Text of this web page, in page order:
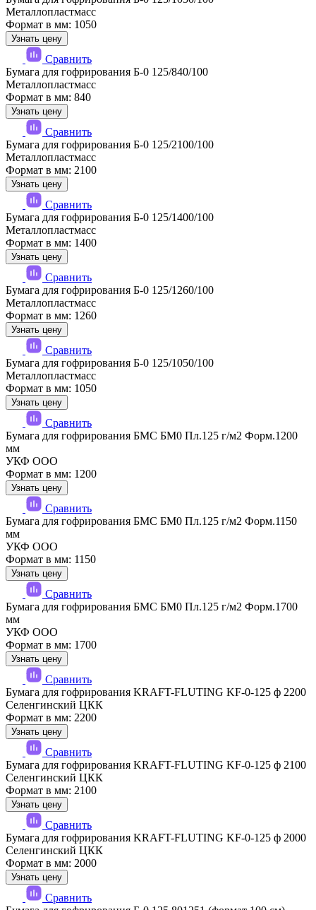
Металлопластмасс
Формат в мм: 1050
Узнать цену
Сравнить
Бумага для гофрирования Б-0 125/840/100
Металлопластмасс
Формат в мм: 840
Узнать цену
Сравнить
Бумага для гофрирования Б-0 125/2100/100
Металлопластмасс
Формат в мм: 2100
Узнать цену
Сравнить
Бумага для гофрирования Б-0 125/1400/100
Металлопластмасс
Формат в мм: 1400
Узнать цену
Сравнить
Бумага для гофрирования Б-0 125/1260/100
Металлопластмасс
Формат в мм: 1260
Узнать цену
Сравнить
Бумага для гофрирования Б-0 125/1050/100
Металлопластмасс
Формат в мм: 1050
Узнать цену
Сравнить
Бумага для гофрирования БМС БМ0 Пл.125 г/м2 Форм.1200
мм
УКФ ООО
Формат в мм: 1200
Узнать цену
Сравнить
Бумага для гофрирования БМС БМ0 Пл.125 г/м2 Форм.1150
мм
УКФ ООО
Формат в мм: 1150
Узнать цену
Сравнить
Бумага для гофрирования БМС БМ0 Пл.125 г/м2 Форм.1700
мм
УКФ ООО
Формат в мм: 1700
Узнать цену
Сравнить
Бумага для гофрирования KRAFT-FLUTING KF-0-125 ф 2200
Селенгинский ЦКК
Формат в мм: 2200
Узнать цену
Сравнить
Бумага для гофрирования KRAFT-FLUTING KF-0-125 ф 2100
Селенгинский ЦКК
Формат в мм: 2100
Узнать цену
Сравнить
Бумага для гофрирования KRAFT-FLUTING KF-0-125 ф 2000
Селенгинский ЦКК
Формат в мм: 2000
Узнать цену
Сравнить